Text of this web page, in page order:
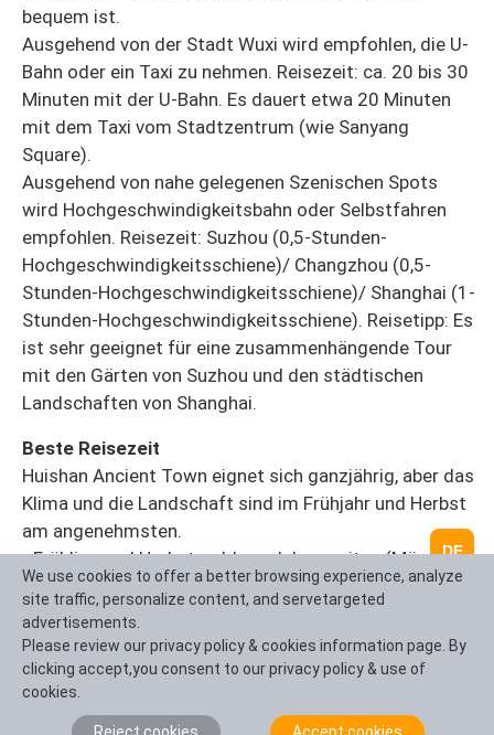
bequem ist.
Ausgehend von der Stadt Wuxi wird empfohlen, die U-
Bahn oder ein Taxi zu nehmen. Reisezeit: ca. 20 bis 30
Minuten mit der U-Bahn. Es dauert etwa 20 Minuten
mit dem Taxi vom Stadtzentrum (wie Sanyang
Square).
Ausgehend von nahe gelegenen Szenischen Spots
wird Hochgeschwindigkeitsbahn oder Selbstfahren
empfohlen. Reisezeit: Suzhou (0,5-Stunden-
Hochgeschwindigkeitsschiene)/ Changzhou (0,5-
Stunden-Hochgeschwindigkeitsschiene)/ Shanghai (1-
Stunden-Hochgeschwindigkeitsschiene). Reisetipp: Es
ist sehr geeignet für eine zusammenhängende Tour
mit den Gärten von Suzhou und den städtischen
Landschaften von Shanghai.
Beste Reisezeit
Huishan Ancient Town eignet sich ganzjährig, aber das
Klima und die Landschaft sind im Frühjahr und Herbst
am angenehmsten.
- Frühling und Herbst goldene Jahreszeiten (März bis
Mai, September bis November): Das Klima ist
angenehm und die Landschaft ist das Beste. Im
Frühjahr ist der Jichang Garten mit üppigen Blumen
und Bäumen gefüllt, und im Herbst werden die Ginkgo-
Bäume golden, so dass die alten Gebäude besonders
schön aussehen.
DE
We use cookies to offer a better browsing experience, analyze
site traffic, personalize content, and servetargeted
advertisements.
Please review our privacy policy & cookies information page. By
clicking accept,you consent to our privacy policy & use of
cookies.